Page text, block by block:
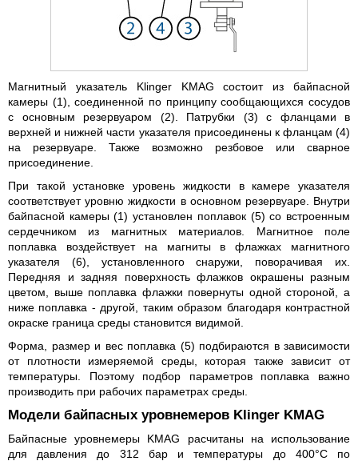
Магнитный указатель Klinger KMAG состоит из байпасной
камеры (1), соединенной по принципу сообщающихся сосудов
с основным резервуаром (2). Патрубки (3) с фланцами в
верхней и нижней части указателя присоединены к фланцам (4)
на резервуаре. Также возможно резбовое или сварное
присоединение.
При такой установке уровень жидкости в камере указателя
соответствует уровню жидкости в основном резервуаре. Внутри
байпасной камеры (1) установлен поплавок (5) со встроенным
сердечником из магнитных материалов. Магнитное поле
поплавка воздействует на магниты в флажках магнитного
указателя (6), установленного снаружи, поворачивая их.
Передняя и задняя поверхность флажков окрашены разным
цветом, выше поплавка флажки повернуты одной стороной, а
ниже поплавка - другой, таким образом благодаря контрастной
окраске граница среды становится видимой.
Форма, размер и вес поплавка (5) подбираются в зависимости
от плотности измеряемой среды, которая также зависит от
температуры. Поэтому подбор параметров поплавка важно
производить при рабочих параметрах среды.
Модели байпасных уровнемеров Klinger KMAG
Байпасные уровнемеры KMAG расчитаны на использование
для давления до 312 бар и температуры до 400°C по